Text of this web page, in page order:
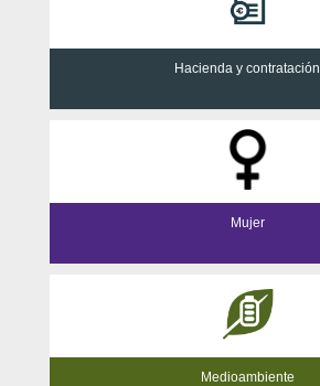
Hacienda y contratación
Mujer
Medioambiente